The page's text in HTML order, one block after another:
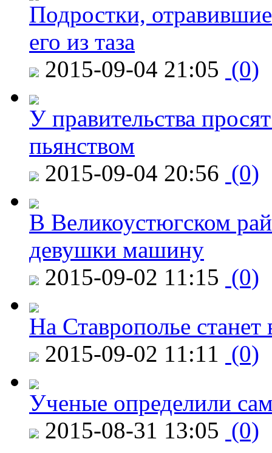
Подростки,
его из таза
2015-09-04 21:05 (0)
У правительства
пьянством
2015-09-04 20:56 (0)
В Великоустюгском
девушки машину
2015-09-02 11:15 (0)
На Ставрополье
2015-09-02 11:11 (0)
Ученые определили
2015-08-31 13:05 (0)